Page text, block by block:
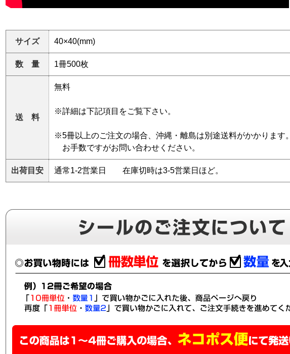
サイズ 40×40(mm)
数 量 1冊500枚
送 料
無料
※詳細は下記項目をご覧下さい。
※5冊以上のご注文の場合、沖縄・離島は別途送料がかかります。
お手数ですがお問い合わせください。
出荷目安 通常1-2営業日 在庫切時は3-5営業日ほど。